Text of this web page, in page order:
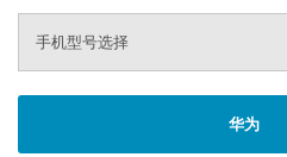
手机型号选择
华为